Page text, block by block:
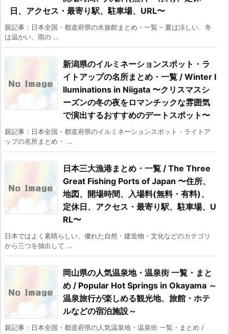
日、アクセス・最寄り駅、駐車場、URL〜
親記事：日本全国・都道府県の水族館まとめ・一覧 – 夏は涼しい、冬
は温かい、雨の ...
新潟県のイルミネーションスポット・ラ
イトアップの名所まとめ・一覧 / Winter I
lluminations in Niigata 〜クリスマスシ
ーズンの冬の夜をロマンチックな雰囲気
で演出するおすすめのデートスポット〜
親記事：日本全国・都道府県のイルミネーションスポット・ライトア
ップの名所まとめ・ ...
日本三大漁港まとめ・一覧 / The Three
Great Fishing Ports of Japan 〜住所、
地図、開場時間、入場料(無料・有料)、
定休日、アクセス・最寄り駅、駐車場、U
RL〜
日本ではよく素晴らしい、優れた自然・建造物・文化などのカテゴリ
から三つを抽出して ...
岡山県の人気温泉地・温泉街 一覧・まと
め / Popular Hot Springs in Okayama ～
温泉旅行が楽しめる観光地、旅館・ホテ
ルなどの宿泊施設～
親記事：日本全国・都道府県の人気温泉地・温泉街 一覧・まとめ /